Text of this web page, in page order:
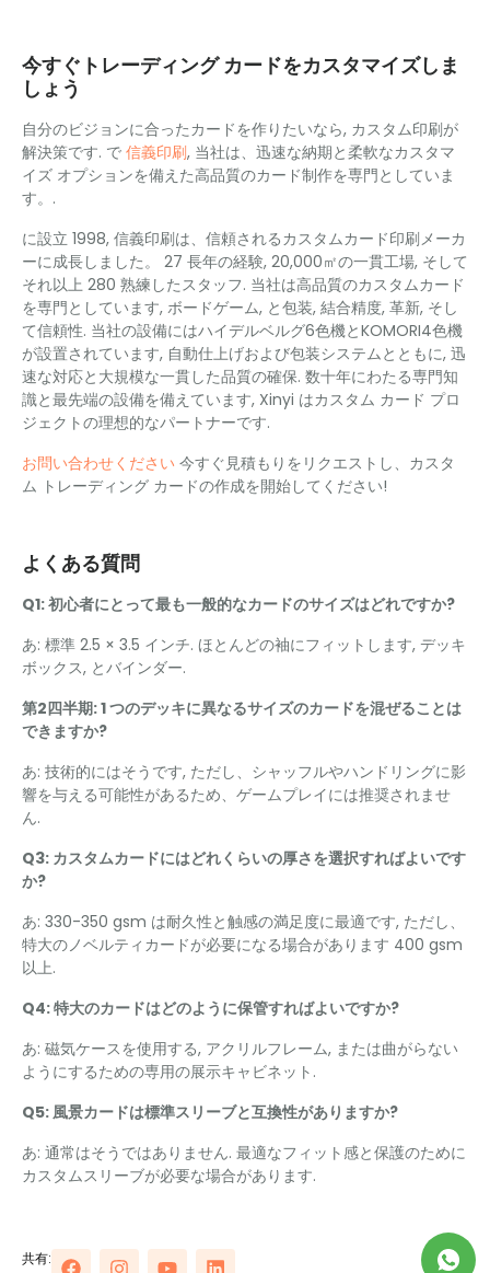
今すぐトレーディング カードをカスタマイズしま
しょう
自分のビジョンに合ったカードを作りたいなら, カスタム印刷が
解決策です. で 信義印刷, 当社は、迅速な納期と柔軟なカスタマ
イズ オプションを備えた高品質のカード制作を専門としていま
す。.
に設立 1998, 信義印刷は、信頼されるカスタムカード印刷メーカ
ーに成長しました。 27 長年の経験, 20,000㎡の一貫工場, そして
それ以上 280 熟練したスタッフ. 当社は高品質のカスタムカード
を専門としています, ボードゲーム, と包装, 結合精度, 革新, そし
て信頼性. 当社の設備にはハイデルベルグ6色機とKOMORI4色機
が設置されています, 自動仕上げおよび包装システムとともに, 迅
速な対応と大規模な一貫した品質の確保. 数十年にわたる専門知
識と最先端の設備を備えています, Xinyi はカスタム カード プロ
ジェクトの理想的なパートナーです.
お問い合わせください 今すぐ見積もりをリクエストし、カスタ
ム トレーディング カードの作成を開始してください!
よくある質問
Q1: 初心者にとって最も一般的なカードのサイズはどれですか?
あ: 標準 2.5 × 3.5 インチ. ほとんどの袖にフィットします, デッキ
ボックス, とバインダー.
第2四半期: 1 つのデッキに異なるサイズのカードを混ぜることは
できますか?
あ: 技術的にはそうです, ただし、シャッフルやハンドリングに影
響を与える可能性があるため、ゲームプレイには推奨されませ
ん.
Q3: カスタムカードにはどれくらいの厚さを選択すればよいです
か?
あ: 330-350 gsm は耐久性と触感の満足度に最適です, ただし、
特大のノベルティカードが必要になる場合があります 400 gsm
以上.
Q4: 特大のカードはどのように保管すればよいですか?
あ: 磁気ケースを使用する, アクリルフレーム, または曲がらない
ようにするための専用の展示キャビネット.
Q5: 風景カードは標準スリーブと互換性がありますか?
あ: 通常はそうではありません. 最適なフィット感と保護のために
カスタムスリーブが必要な場合があります.
共有: